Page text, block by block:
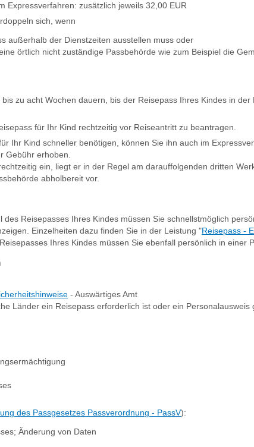
Expressverfahren: zusätzlich jeweils 32,00 EUR
sich, wenn
außerhalb der Dienstzeiten ausstellen muss oder
örtlich nicht zuständige Passbehörde wie zum Beispiel die
zu acht Wochen dauern, bis der Reisepass Ihres Kindes in
für Ihr Kind rechtzeitig vor Reiseantritt zu beantragen.
Ihr Kind schneller benötigen, können Sie ihn auch im
Gebühr erhoben.
ein, liegt er in der Regel am darauffolgenden dritten
abholbereit vor.
des Reisepasses Ihres Kindes müssen Sie schnellstmöglich
Einzelheiten dazu finden Sie in der Leistung "Reisepass -
Ihres Kindes müssen Sie ebenfall persönlich in einer
- Auswärtiges Amt
Länder ein Reisepass erforderlich ist oder ein Personalausweis
des Passgesetzes Passverordnung - PassV):
Änderung von Daten